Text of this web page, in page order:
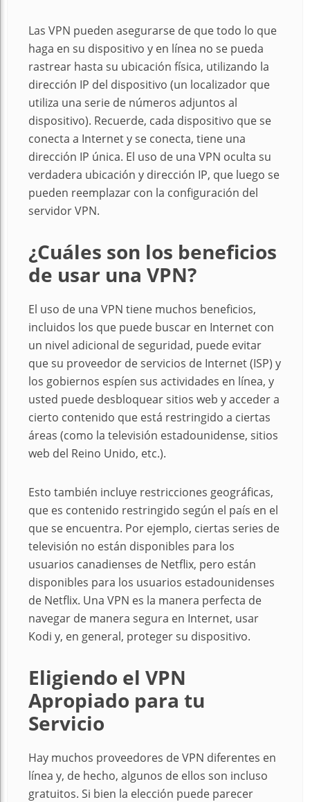
Las VPN pueden asegurarse de que todo lo que
haga en su dispositivo y en línea no se pueda
rastrear hasta su ubicación física, utilizando la
dirección IP del dispositivo (un localizador que
utiliza una serie de números adjuntos al
dispositivo). Recuerde, cada dispositivo que se
conecta a Internet y se conecta, tiene una
dirección IP única. El uso de una VPN oculta su
verdadera ubicación y dirección IP, que luego se
pueden reemplazar con la configuración del
servidor VPN.
¿Cuáles son los beneficios
de usar una VPN?
El uso de una VPN tiene muchos beneficios,
incluidos los que puede buscar en Internet con
un nivel adicional de seguridad, puede evitar
que su proveedor de servicios de Internet (ISP) y
los gobiernos espíen sus actividades en línea, y
usted puede desbloquear sitios web y acceder a
cierto contenido que está restringido a ciertas
áreas (como la televisión estadounidense, sitios
web del Reino Unido, etc.).
Esto también incluye restricciones geográficas,
que es contenido restringido según el país en el
que se encuentra. Por ejemplo, ciertas series de
televisión no están disponibles para los
usuarios canadienses de Netflix, pero están
disponibles para los usuarios estadounidenses
de Netflix. Una VPN es la manera perfecta de
navegar de manera segura en Internet, usar
Kodi y, en general, proteger su dispositivo.
Eligiendo el VPN
Apropiado para tu
Servicio
Hay muchos proveedores de VPN diferentes en
línea y, de hecho, algunos de ellos son incluso
gratuitos. Si bien la elección puede parecer